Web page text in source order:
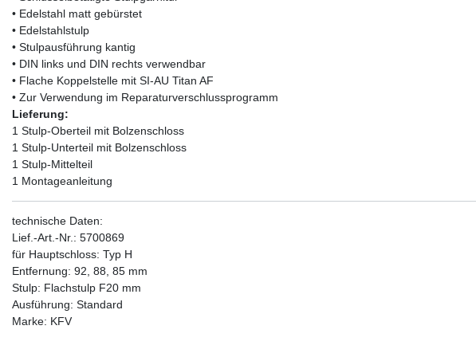
• Edelstahl matt gebürstet
• Edelstahlstulp
• Stulpausführung kantig
• DIN links und DIN rechts verwendbar
• Flache Koppelstelle mit SI-AU Titan AF
• Zur Verwendung im Reparaturverschlussprogramm
Lieferung:
1 Stulp-Oberteil mit Bolzenschloss
1 Stulp-Unterteil mit Bolzenschloss
1 Stulp-Mittelteil
1 Montageanleitung
technische Daten:
Lief.-Art.-Nr.: 5700869
für Hauptschloss: Typ H
Entfernung: 92, 88, 85 mm
Stulp: Flachstulp F20 mm
Ausführung: Standard
Marke: KFV